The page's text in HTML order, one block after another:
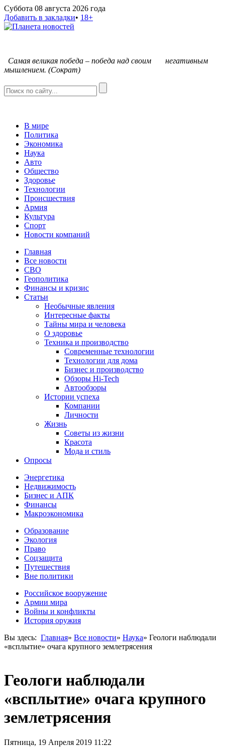
Суббота 08 августа 2026 года
Добавить в закладки• 18+
Самая великая победа – победа над своим негативным
мышлением. (Сократ)
В мире
Политика
Экономика
Наука
Авто
Общество
Здоровье
Технологии
Происшествия
Армия
Культура
Спорт
Новости компаний
Главная
Все новости
СВО
Геополитика
Финансы и кризис
Статьи
Необычные явления
Интересные факты
Тайны мира и человека
О здоровье
Техника и производство
Современные технологии
Технологии для дома
Бизнес и производство
Обзоры Hi-Tech
Автообзоры
Истории успеха
Компании
Личности
Жизнь
Советы из жизни
Красота
Мода и стиль
Опросы
Энергетика
Недвижимость
Бизнес и АПК
Финансы
Макроэкономика
Образование
Экология
Право
Соцзащита
Путешествия
Вне политики
Российское вооружение
Армии мира
Войны и конфликты
История оружия
Вы здесь: Главная» Все новости» Наука» Геологи наблюдали
«всплытие» очага крупного землетрясения
Геологи наблюдали
«всплытие» очага крупного
землетрясения
Пятница, 19 Апреля 2019 11:22